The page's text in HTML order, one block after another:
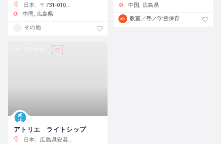
日本、〒731-0103 広島県広島市安佐南区緑井３−１５−２７
中国
広島県
その他
中国
広島県
教室／塾／学童保育
アトリエ ライトシップ
日本、広島県安芸郡坂町坂西１−１３−１１